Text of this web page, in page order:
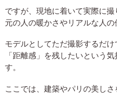
ですが、現地に着いて実際に
元の人の暖かさやリアルな人の
モデルとしてただ撮影するだ
「距離感」を残したいという
す。
ここでは、建築やパリの美し